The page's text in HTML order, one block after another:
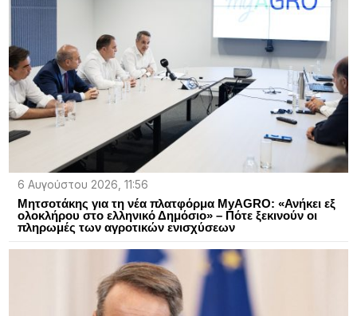
6 Αυγούστου 2026, 11:56
Μητσοτάκης για τη νέα πλατφόρμα MyAGRO: «Ανήκει εξ
ολοκλήρου στο ελληνικό Δημόσιο» – Πότε ξεκινούν οι
πληρωμές των αγροτικών ενισχύσεων